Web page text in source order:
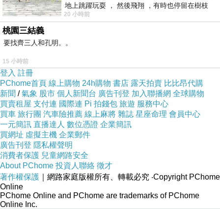
每個人每天都可能有新的業障，也許是自己
的臭臉，或一句無心之過，讓別人放在心
上。我們不知道自己輪迴幾世，累積的惡業
想必不少，所以精舍讓我們每天唸三部《金
剛經》、《六祖壇經》與靜坐。我個人覺
得，每天在外面接觸黑氣或負能量，在唸完
經文後，會感到身體放鬆，我自己也沒有做
記錄要迴向，一天唸超過四部，才會拿來做
記錄迴向。雖然業障迴向的速度變慢，但是
我覺得生活還蠻順利，當你唸經無所求，也
地上跳躍玩耍 ， 然後飛翔 ，有時也停留在樹枝
上，它們身軀是咖啡色的，鳥喙是黃色
20 小時前
桃園三結義
要找齊三人和孔明。。
15 小時前
登入 註冊
PChome首頁 線上購物 24h購物 書店 露天拍賣 比比昂代購
新聞 /氣象 股市 個人新聞台 廣告刊登 加入聯播網 全球購物
買賣租屋 支付連 國際連 Pi 拍錢包 旅遊 服務中心
買車 旅行團 汽車險推薦 線上麻將 雜誌 星座命理 會員中心
一元簡訊 直播達人 數位憑證 企業簡訊
買網址 虛擬主機 企業郵件
廣告刊登 隱私權聲明
消費者保護 兒童網路安全
About PChome 投資人聯絡 徵才
著作權保護 ｜網路家庭版權所有、轉載必究 ‧Copyright PChome
Online
PChome Online and PChome are trademarks of PChome
Online Inc.